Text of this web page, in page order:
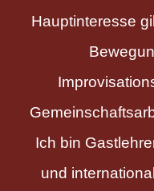
Hauptinteresse
Ich bin
und